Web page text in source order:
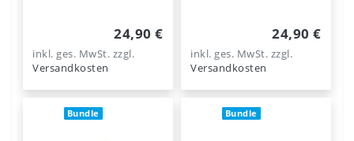
24,90 €
inkl. ges. MwSt. zzgl.
Versandkosten
24,90 €
inkl. ges. MwSt. zzgl.
Versandkosten
Bundle Bundle